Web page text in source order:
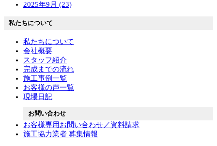
2025年9月 (23)
私たちについて
私たちについて
会社概要
スタッフ紹介
完成までの流れ
施工事例一覧
お客様の声一覧
現場日記
お問い合わせ
お客様専用お問い合わせ／資料請求
施工協力業者 募集情報